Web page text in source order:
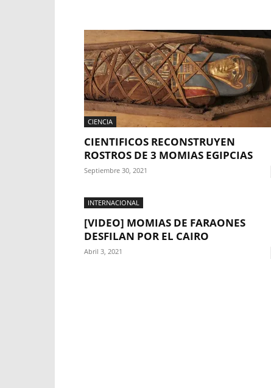
CIENCIA
CIENTIFICOS RECONSTRUYEN
ROSTROS DE 3 MOMIAS EGIPCIAS
Septiembre 30, 2021
INTERNACIONAL
[VIDEO] MOMIAS DE FARAONES
DESFILAN POR EL CAIRO
Abril 3, 2021